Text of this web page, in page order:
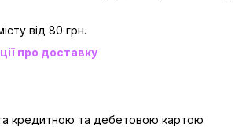
від 80 грн.
про доставку
кредитною та дебетовою картою